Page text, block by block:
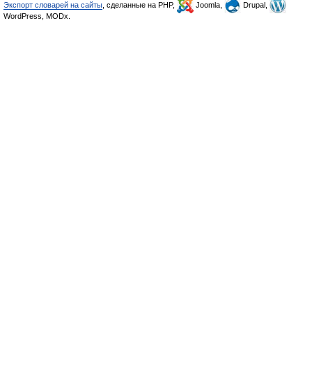
Экспорт словарей на сайты , сделанные на PHP, Joomla,
Drupal,
WordPress, MODx.